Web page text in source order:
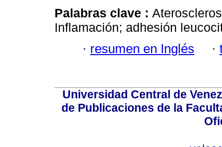
Palabras clave :
Inflamación; adhesión
· resumen en Inglés ·
Universidad Central de
de Publicaciones de la